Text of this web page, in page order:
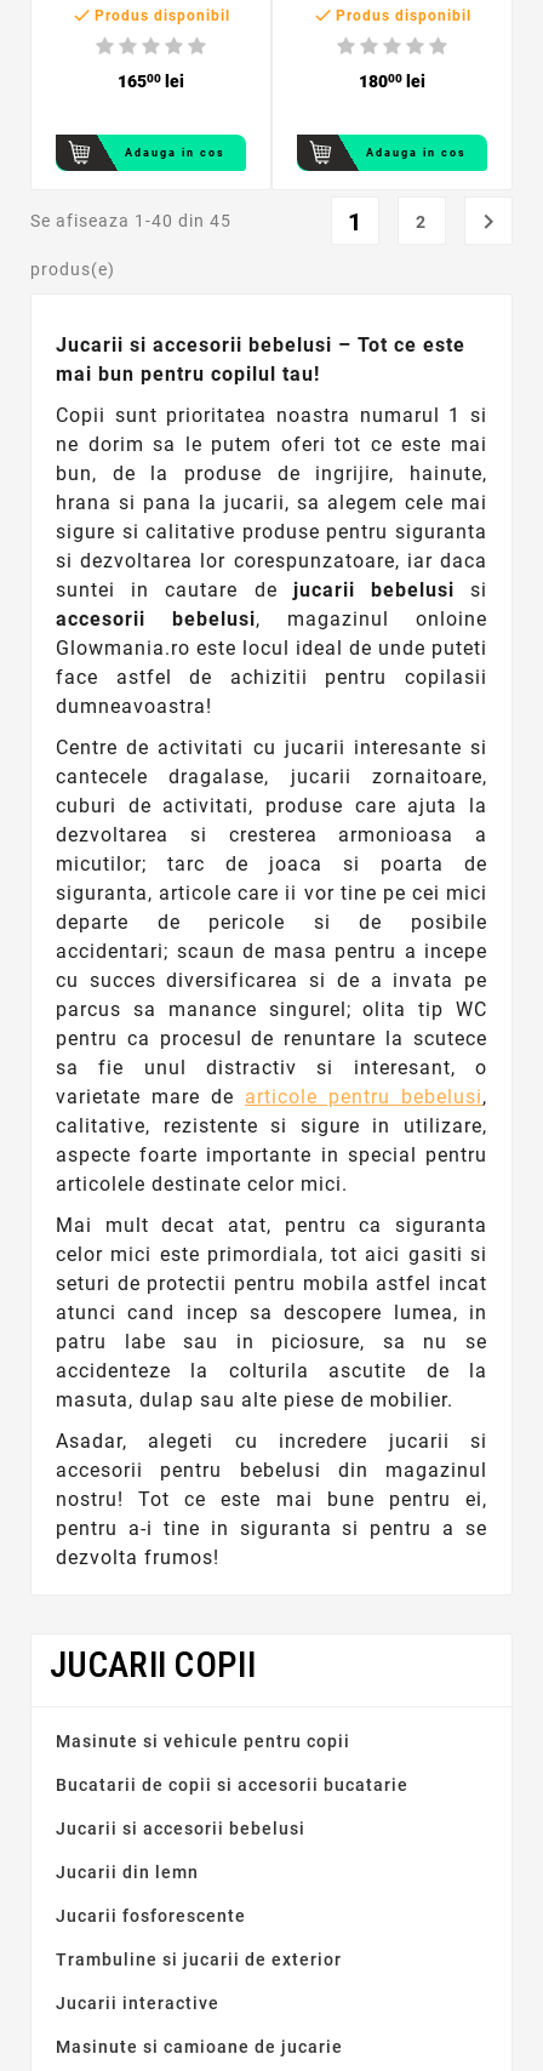
 Produs disponibil
16500 lei
Adauga in cos
interactive, 6 roti
duble, sarcina
maxima 12 kg
 Produs disponibil
18000 lei
Adauga in cos
Se afiseaza 1-40 din 45
produs(e)
1 2 
Jucarii si accesorii bebelusi – Tot ce este
mai bun pentru copilul tau!
Copii sunt prioritatea noastra numarul 1 si
ne dorim sa le putem oferi tot ce este mai
bun, de la produse de ingrijire, hainute,
hrana si pana la jucarii, sa alegem cele mai
sigure si calitative produse pentru siguranta
si dezvoltarea lor corespunzatoare, iar daca
suntei in cautare de jucarii bebelusi si
accesorii bebelusi, magazinul onloine
Glowmania.ro este locul ideal de unde puteti
face astfel de achizitii pentru copilasii
dumneavoastra!
Centre de activitati cu jucarii interesante si
cantecele dragalase, jucarii zornaitoare,
cuburi de activitati, produse care ajuta la
dezvoltarea si cresterea armonioasa a
micutilor; tarc de joaca si poarta de
siguranta, articole care ii vor tine pe cei mici
departe de pericole si de posibile
accidentari; scaun de masa pentru a incepe
cu succes diversificarea si de a invata pe
parcus sa manance singurel; olita tip WC
pentru ca procesul de renuntare la scutece
sa fie unul distractiv si interesant, o
varietate mare de articole pentru bebelusi,
calitative, rezistente si sigure in utilizare,
aspecte foarte importante in special pentru
articolele destinate celor mici.
Mai mult decat atat, pentru ca siguranta
celor mici este primordiala, tot aici gasiti si
seturi de protectii pentru mobila astfel incat
atunci cand incep sa descopere lumea, in
patru labe sau in piciosure, sa nu se
accidenteze la colturila ascutite de la
masuta, dulap sau alte piese de mobilier.
Asadar, alegeti cu incredere jucarii si
accesorii pentru bebelusi din magazinul
nostru! Tot ce este mai bune pentru ei,
pentru a-i tine in siguranta si pentru a se
dezvolta frumos!
JUCARII COPII
Masinute si vehicule pentru copii
Bucatarii de copii si accesorii bucatarie
Jucarii si accesorii bebelusi
Jucarii din lemn
Jucarii fosforescente
Trambuline si jucarii de exterior
Jucarii interactive
Masinute si camioane de jucarie